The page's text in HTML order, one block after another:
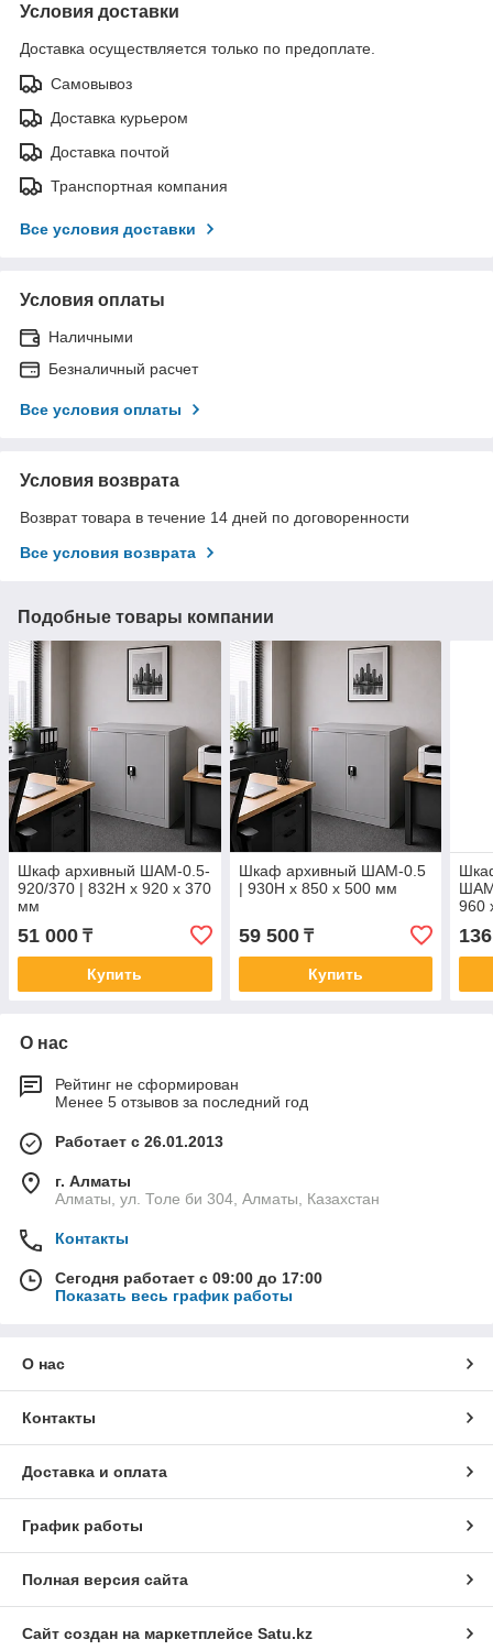
Условия доставки
Доставка осуществляется только по предоплате.
Самовывоз
Доставка курьером
Доставка почтой
Транспортная компания
Все условия доставки
Условия оплаты
Наличными
Безналичный расчет
Все условия оплаты
Условия возврата
Возврат товара в течение 14 дней по договоренности
Все условия возврата
Подобные товары компании
Шкаф архивный ШАМ-0.5-
920/370 | 832Н х 920 х 370
мм
51 000 ₸
Купить
Шкаф архивный ШАМ-0.5
| 930Н х 850 х 500 мм
59 500₸
Купить
960
О нас
Рейтинг не сформирован
Менее 5 отзывов за последний год
Работает с 26.01.2013
г. Алматы
Алматы, ул. Толе би 304, Алматы, Казахстан
Контакты
Сегодня работает с 09:00 до 17:00
Показать весь график работы
О нас
Контакты
Доставка и оплата
График работы
Полная версия сайта
Сайт создан на маркетплейсе Satu.kz